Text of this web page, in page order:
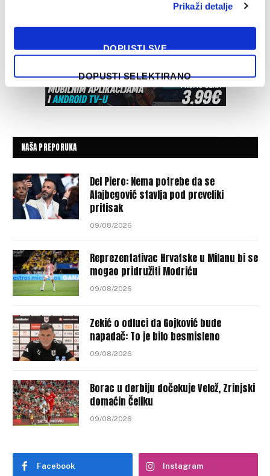
Prikaži detalje
DOPUSTI SVE
DOPUSTI SELEKTIRANO
NAŠA PREPORUKA
Del Piero: Nema potrebe da se
Alajbegović stavlja pod preveliki
pritisak
09/08/2026
Reprezentativac Hrvatske u Milanu bi se
mogao pridružiti Modriću
09/08/2026
Zekić o odluci da Gojković bude
napadač: To je bilo besmisleno
09/08/2026
Borac u derbiju dočekuje Velež, Zrinjski
domaćin Čeliku
09/08/2026
Facebook Instagram